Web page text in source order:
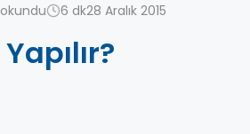
6 dk28 Aralık 2015